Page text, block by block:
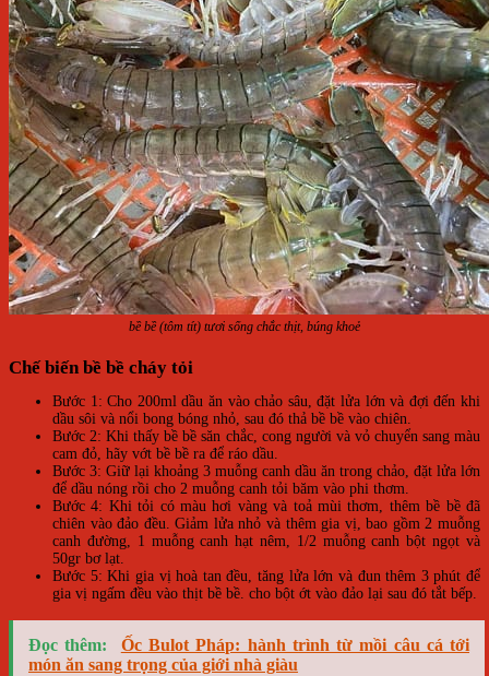
bề bề (tôm tít) tươi sống chắc thịt, búng khoẻ
Chế biến bề bề cháy tỏi
Bước 1: Cho 200ml dầu ăn vào chảo sâu, đặt lửa lớn và đợi đến khi
dầu sôi và nổi bong bóng nhỏ, sau đó thả bề bề vào chiên.
Bước 2: Khi thấy bề bề săn chắc, cong người và vỏ chuyển sang màu
cam đỏ, hãy vớt bề bề ra để ráo dầu.
Bước 3: Giữ lại khoảng 3 muỗng canh dầu ăn trong chảo, đặt lửa lớn
để dầu nóng rồi cho 2 muỗng canh tỏi băm vào phi thơm.
Bước 4: Khi tỏi có màu hơi vàng và toả mùi thơm, thêm bề bề đã
chiên vào đảo đều. Giảm lửa nhỏ và thêm gia vị, bao gồm 2 muỗng
canh đường, 1 muỗng canh hạt nêm, 1/2 muỗng canh bột ngọt và
50gr bơ lạt.
Bước 5: Khi gia vị hoà tan đều, tăng lửa lớn và đun thêm 3 phút để
gia vị ngấm đều vào thịt bề bề. cho bột ớt vào đảo lại sau đó tắt bếp.
Đọc thêm:
Ốc Bulot Pháp: hành trình từ mồi câu cá tới
món ăn sang trọng của giới nhà giàu